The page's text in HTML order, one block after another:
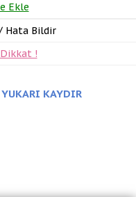
Ekle
Hata Bildir
Dikkat !
YUKARI KAYDIR